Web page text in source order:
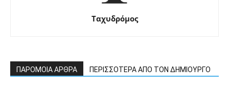
Ταχυδρόμος
ΠΑΡΟΜΟΙΑ ΑΡΘΡΑ ΠΕΡΙΣΣΟΤΕΡΑ ΑΠΟ ΤΟΝ ΔΗΜΙΟΥΡΓΟ